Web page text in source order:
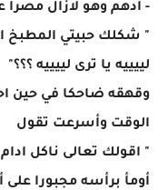
- أدهم وهو لازال مصرا
" شكلك حبيتي المطبخ
لييييه يا ترى لييييه ؟؟؟"
وقهقه ضاحكا في حين
الوقت وأسرعت تقول
" اقولك تعالى ناكل
أومأ برأسه مجبورا على